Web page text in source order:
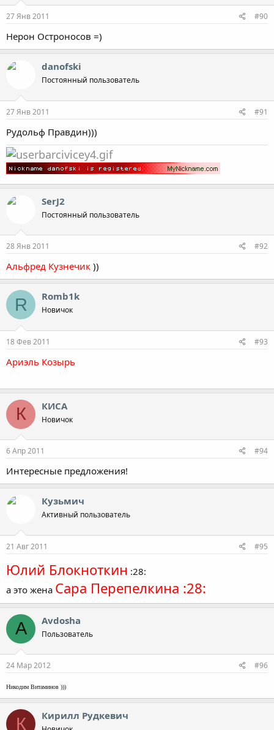
27 Янв 2011 #90
Нерон Остроносов =)
danofski
Постоянный пользователь
27 Янв 2011 #91
Рудольф Правдин)))
SerJ2
Постоянный пользователь
28 Янв 2011 #92
Альфред Кузнечик ))
R Romb1k
Новичок
18 Фев 2011 #93
Ариэль Козырь
К КИСА
Новичок
6 Апр 2011 #94
Интересные предложения!
Кузьмич
Активный пользователь
21 Авг 2011 #95
Юлий Блокноткин :28:
а это жена Сара Перепелкина :28:
A Avdosha
Пользователь
24 Мар 2012 #96
Никодим Витаминов )))
К Кирилл Рудкевич